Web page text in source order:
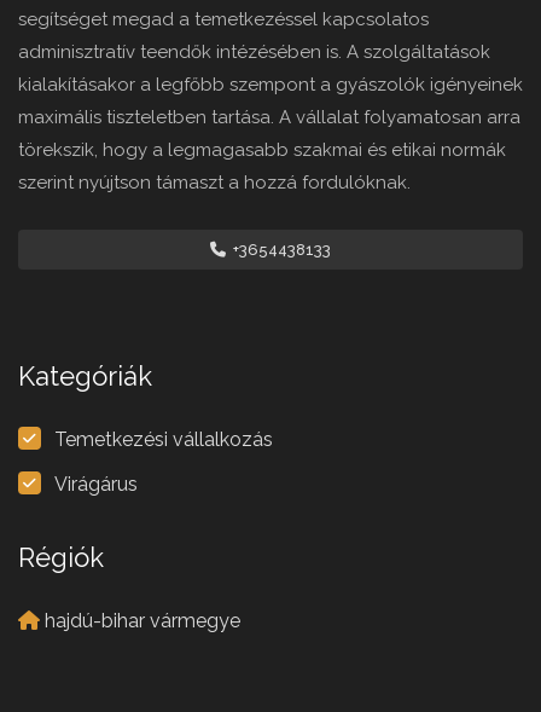
segítséget megad a temetkezéssel kapcsolatos
adminisztratív teendők intézésében is. A szolgáltatások
kialakításakor a legfőbb szempont a gyászolók igényeinek
maximális tiszteletben tartása. A vállalat folyamatosan arra
törekszik, hogy a legmagasabb szakmai és etikai normák
szerint nyújtson támaszt a hozzá fordulóknak.
+3654438133
Kategóriák
Temetkezési vállalkozás
Virágárus
Régiók
hajdú-bihar vármegye